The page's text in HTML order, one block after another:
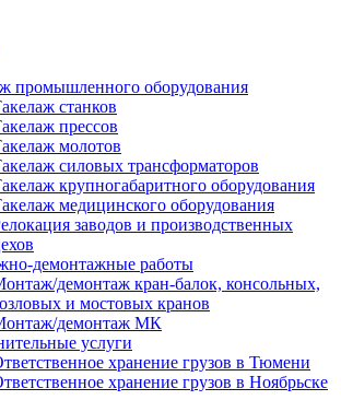
промышленного оборудования
станков
прессов
молотов
силовых трансформаторов
крупногабаритного оборудования
медицинского оборудования
заводов и производственных
демонтажные работы
демонтаж кран-балок, консольных,
и мостовых кранов
демонтаж МК
услуги
хранение грузов в Тюмени
хранение грузов в Ноябрьске